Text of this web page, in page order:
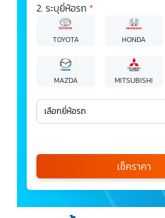
ระบุยี่ห้อรถ *
TOYOTA HONDA
MAZDA MITSUBISHI
เลือกยี่ห้อรถ
เลือกรุ่นรถ
กรุณาเลือก
*
เช็คราคา